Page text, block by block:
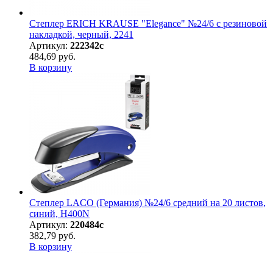
Степлер ERICH KRAUSE "Elegance" №24/6 с резиновой
накладкой, черный, 2241
Артикул: 222342с
484,69 руб.
В корзину
Степлер LACO (Германия) №24/6 средний на 20 листов,
синий, H400N
Артикул: 220484с
382,79 руб.
В корзину